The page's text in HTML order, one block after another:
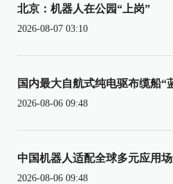
北京：机器人在公园“上岗”
2026-08-07 03:10
国内最大自航式纯电驱布缆船“
2026-08-06 09:48
中国机器人适配全球多元应用
2026-08-06 09:48